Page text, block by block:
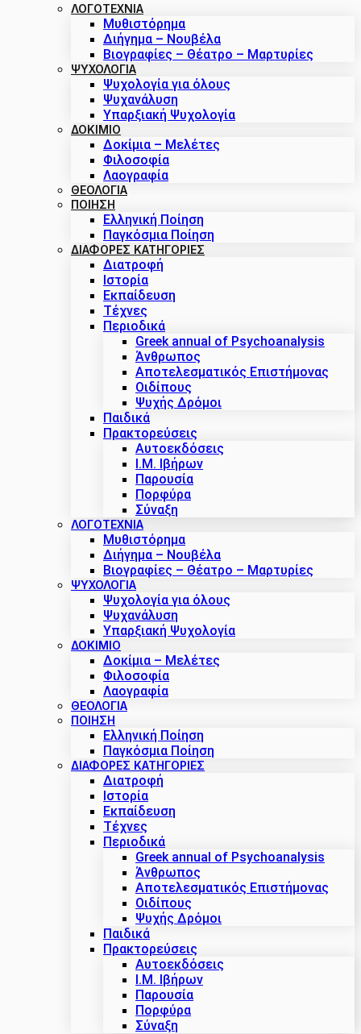
ΛΟΓΟΤΕΧΝΙΑ
Μυθιστόρημα
Διήγημα – Νουβέλα
Βιογραφίες – Θέατρο – Μαρτυρίες
ΨΥΧΟΛΟΓΙΑ
Ψυχολογία για όλους
Ψυχανάλυση
Υπαρξιακή Ψυχολογία
ΔΟΚΊΜΙΟ
Δοκίμια – Μελέτες
Φιλοσοφία
Λαογραφία
ΘΕΟΛΟΓΙΑ
ΠΟΙΗΣΗ
Ελληνική Ποίηση
Παγκόσμια Ποίηση
ΔΙΑΦΟΡΕΣ ΚΑΤΗΓΟΡΙΕΣ
Διατροφή
Ιστορία
Εκπαίδευση
Τέχνες
Περιοδικά
Greek annual of Psychoanalysis
Άνθρωπος
Αποτελεσματικός Επιστήμονας
Οιδίπους
Ψυχής Δρόμοι
Παιδικά
Πρακτoρεύσεις
Αυτοεκδόσεις
Ι.Μ. Ιβήρων
Παρουσία
Πορφύρα
Σύναξη
ΛΟΓΟΤΕΧΝΙΑ
Μυθιστόρημα
Διήγημα – Νουβέλα
Βιογραφίες – Θέατρο – Μαρτυρίες
ΨΥΧΟΛΟΓΙΑ
Ψυχολογία για όλους
Ψυχανάλυση
Υπαρξιακή Ψυχολογία
ΔΟΚΊΜΙΟ
Δοκίμια – Μελέτες
Φιλοσοφία
Λαογραφία
ΘΕΟΛΟΓΙΑ
ΠΟΙΗΣΗ
Ελληνική Ποίηση
Παγκόσμια Ποίηση
ΔΙΑΦΟΡΕΣ ΚΑΤΗΓΟΡΙΕΣ
Διατροφή
Ιστορία
Εκπαίδευση
Τέχνες
Περιοδικά
Greek annual of Psychoanalysis
Άνθρωπος
Αποτελεσματικός Επιστήμονας
Οιδίπους
Ψυχής Δρόμοι
Παιδικά
Πρακτoρεύσεις
Αυτοεκδόσεις
Ι.Μ. Ιβήρων
Παρουσία
Πορφύρα
Σύναξη